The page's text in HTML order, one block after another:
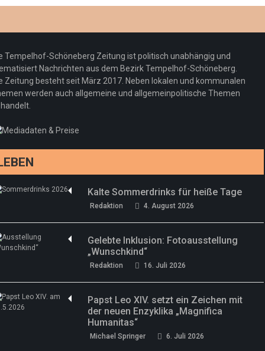
Redaktion 23. Juli 2026
Pepe Jeans London mit Summer Sale und
neuer Kollektion
Redaktion 19. Juli 2026
Woher kommt der Honig? – Neue EU-
Regeln gelten 14. Juni
drei neue Specials zur Fußball-WM
Tempelhof-Schöneberg Zeitung ist politisch unabhängig und
Nachrichten aus dem Bezirk Tempelhof-Schöneberg.
Zeitung besteht seit März 2017. Neben lokalen und kommunalen
werden auch allgemeine und allgemeinpolitische Themen
Kalte Sommerdrinks für heiße Tage
Redaktion 4. August 2026
Gelebte Inklusion: Fotoausstellung
„Wunschkind“
Redaktion 16. Juli 2026
Papst Leo XIV. setzt ein Zeichen mit
der neuen Enzyklika „Magnifica
Humanitas“
Michael Springer 6. Juli 2026